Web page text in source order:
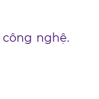
nghệ.